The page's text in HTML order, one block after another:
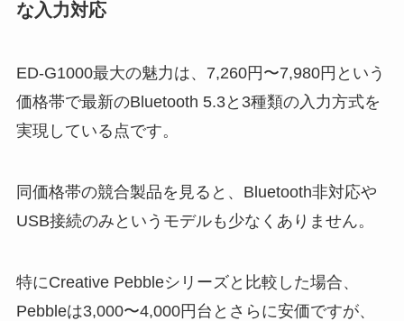
な入力対応
ED-G1000最大の魅力は、7,260円〜7,980円という
価格帯で最新のBluetooth 5.3と3種類の入力方式を
実現している点です。
同価格帯の競合製品を見ると、Bluetooth非対応や
USB接続のみというモデルも少なくありません。
特にCreative Pebbleシリーズと比較した場合、
Pebbleは3,000〜4,000円台とさらに安価ですが、